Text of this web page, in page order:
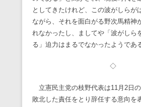
としてきたけれど、この波がしらが
ながら、それを面白がる野次馬精神
れなかったし、ましてや「波がしら
る」迫力はまるでなかったようであ
◇
立憲民主党の枝野代表は11月2日の
敗北した責任をとり辞任する意向を